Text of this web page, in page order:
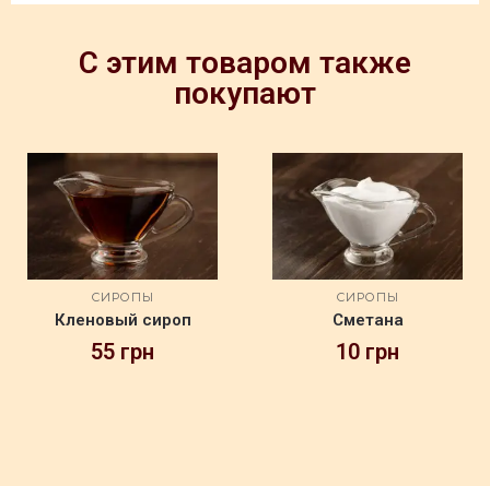
С этим товаром также
покупают
СИРОПЫ
Кленовый сироп
55 грн
СИРОПЫ
Сметана
10 грн